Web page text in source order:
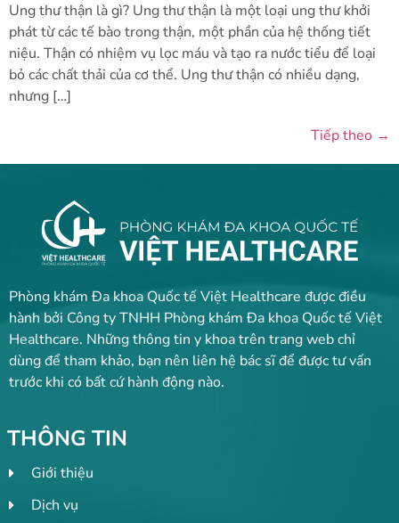
Ung thư thận là gì? Ung thư thận là một loại ung thư khởi
phát từ các tế bào trong thận, một phần của hệ thống tiết
niệu. Thận có nhiệm vụ lọc máu và tạo ra nước tiểu để loại
bỏ các chất thải của cơ thể. Ung thư thận có nhiều dạng,
nhưng […]
Tiếp theo →
Phòng khám Đa khoa Quốc tế Việt Healthcare được điều
hành bởi Công ty TNHH Phòng khám Đa khoa Quốc tế Việt
Healthcare. Những thông tin y khoa trên trang web chỉ
dùng để tham khảo, bạn nên liên hệ bác sĩ để được tư vấn
trước khi có bất cứ hành động nào.
THÔNG TIN
Giới thiệu
Dịch vụ